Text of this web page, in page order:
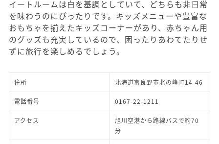
イートルームは白を基調としていて、どちらも非日常
を味わうのにぴったりです。キッズメニューや豊富な
おもちゃを揃えたキッズコーナーがあり、赤ちゃん用
のグッズも充実しているので、困ったりあわてたりせ
ずに旅行を楽しめるでしょう。
住所 北海道富良野市北の峰町14-46
電話番号 0167-22-1211
アクセス
旭川空港から路線バスで約70
分